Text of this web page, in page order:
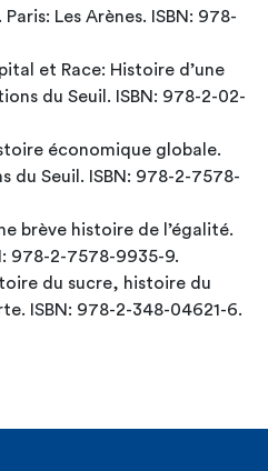
Les Arènes. ISBN: 978-
et Race: Histoire d’une
du Seuil. ISBN: 978-2-02-
économique globale.
du Seuil. ISBN: 978-2-7578-
brève histoire de l’égalité.
978-2-7578-9935-9.
du sucre, histoire du
ISBN: 978-2-348-04621-6.